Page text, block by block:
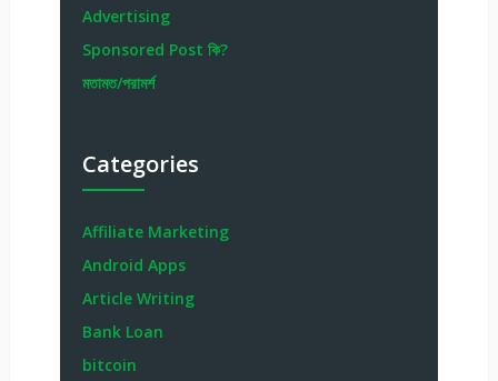
Advertising
Sponsored Post কি?
মতামত/পরামর্শ
Categories
Affiliate Marketing
Android Apps
Article Writing
Bank Loan
bitcoin